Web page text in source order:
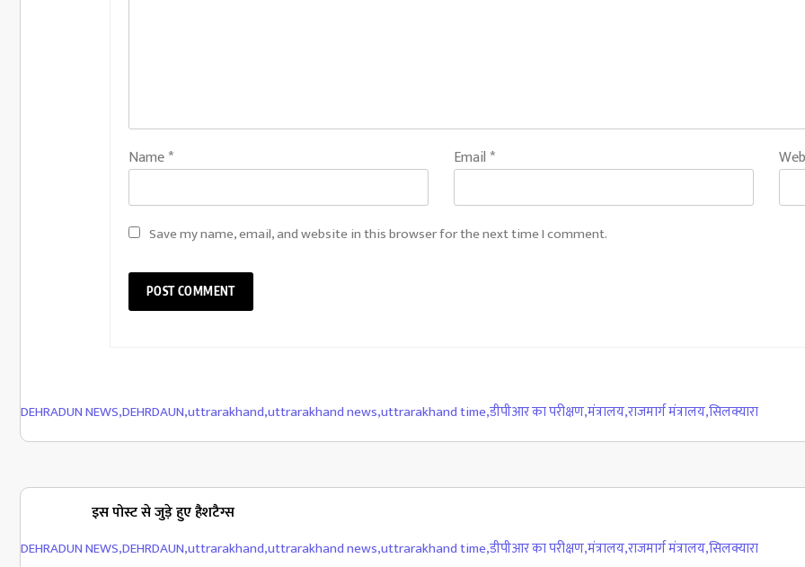
Name* Email *
Save my name, email, and website in this browser for the next time I comment.
DEHRADUN NEWS,DEHRDAUN,uttrarakhand,uttrarakhand news,uttrarakhand time,डीपीआर का परीक्षण,मंत्रालय,राजमार्ग मंत्रालय,सिलक्यारा
इस पोस्ट से जुड़े हुए हैशटैग्स
DEHRADUN NEWS,DEHRDAUN,uttrarakhand,uttrarakhand news,uttrarakhand time,डीपीआर का परीक्षण,मंत्रालय,राजमार्ग मंत्रालय,सिलक्यारा